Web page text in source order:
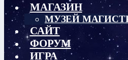
МАГАЗИН
МУЗЕЙ
САЙТ
ФОРУМ
ИГРА